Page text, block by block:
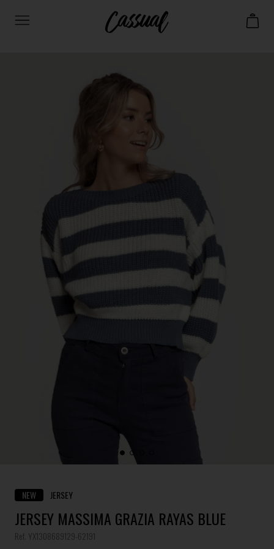
NEW JERSEY
JERSEY MASSIMA GRAZIA RAYAS BLUE
Ref. YX1308689129-62191